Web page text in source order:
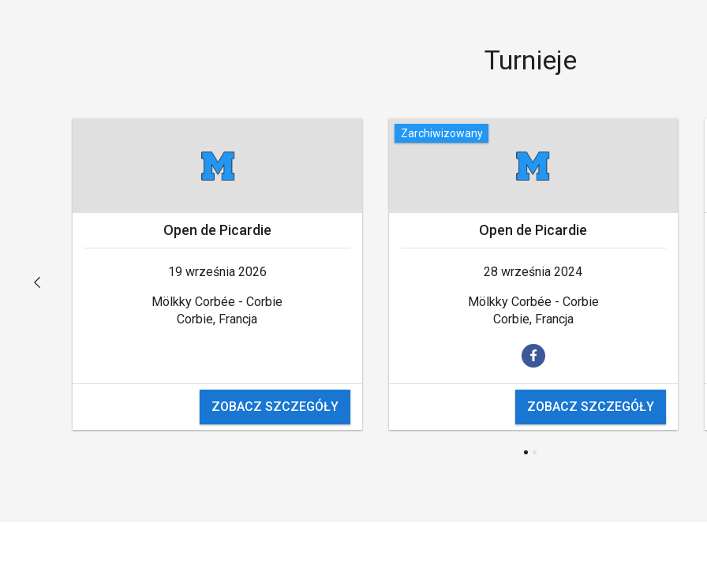
Turnieje
Open de Picardie
19 września 2026
Mölkky Corbée - Corbie
Corbie, Francja
ZOBACZ SZCZEGÓŁY
Zarchiwizowany
Open de Picardie
28 września 2024
Mölkky Corbée - Corbie
Corbie, Francja
ZOBACZ SZCZEGÓŁY